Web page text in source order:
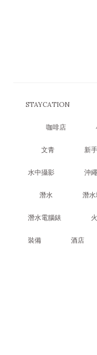
STAYCATION
咖啡店
文青 新手
水中攝影 沖繩
潛水 潛
潛水電腦錶
裝備 酒店